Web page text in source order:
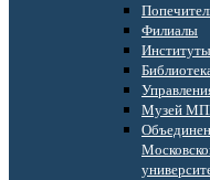
Филиалы
Музей